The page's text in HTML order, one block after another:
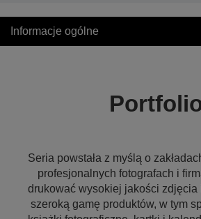
Informacje ogólne
Seria powstała z myślą o
profesjonalnych fotografach i
drukować wysokiej jakości zdjęcia
szeroką gamę produktów, w tym